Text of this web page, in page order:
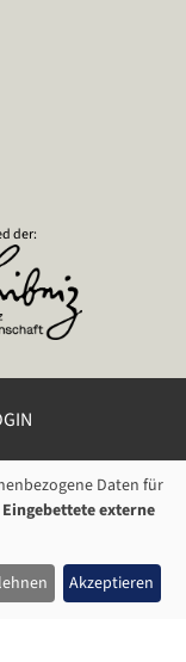
der:
Daten für
externe
Akzeptieren